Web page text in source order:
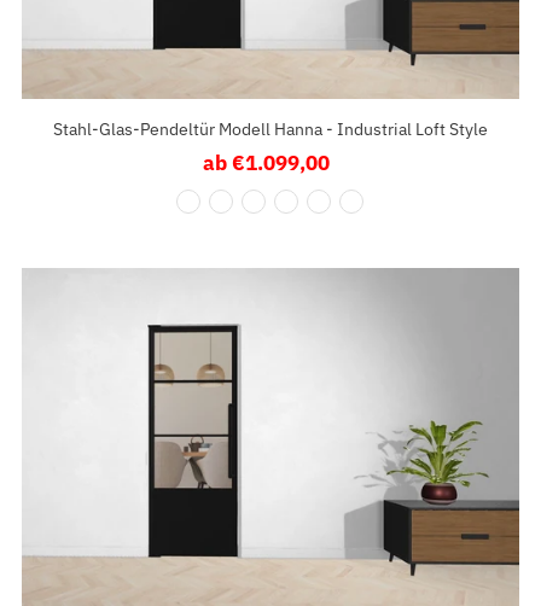
Stahl-Glas-Pendeltür Modell Hanna - Industrial Loft Style
Regulärer
Preis
ab €1.099,00